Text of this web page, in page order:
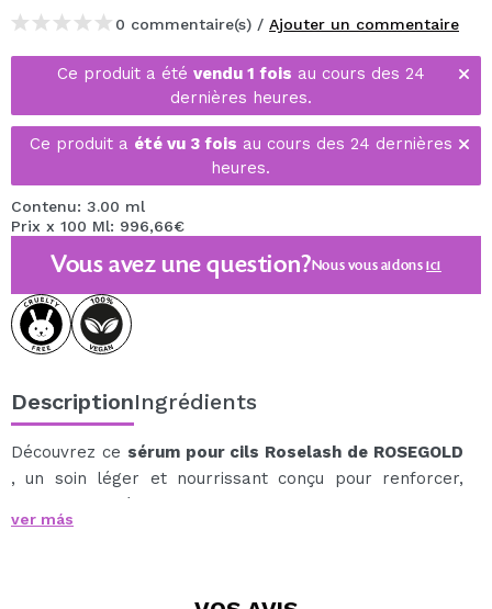
0 commentaire(s) / Ajouter un commentaire
Ce produit a été vendu 1 fois au cours des 24
dernières heures.
Ce produit a été vu 3 fois au cours des 24 dernières
heures.
Contenu: 3.00 ml
Prix x 100 Ml: 996,66€
Vous avez une question?Nous vous aidonsici
DescriptionIngrédients
Découvrez ce sérum pour cils Roselash de ROSEGOLD
, un soin léger et nourrissant conçu pour renforcer,
soigner et améliorer visiblement l'apparence des cils.
Sa formule favorise la croissance naturelle des cils, en
ver más